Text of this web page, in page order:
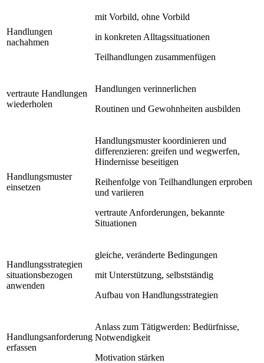
Handlungen
nachahmen
mit Vorbild, ohne Vorbild
in konkreten Alltagssituationen
Teilhandlungen zusammenfügen
vertraute Handlungen
wiederholen
Handlungen verinnerlichen
Routinen und Gewohnheiten ausbilden
Handlungsmuster
einsetzen
Handlungsmuster koordinieren und
differenzieren: greifen und wegwerfen,
Hindernisse beseitigen
Reihenfolge von Teilhandlungen erproben
und variieren
vertraute Anforderungen, bekannte
Situationen
Handlungsstrategien
situationsbezogen
anwenden
gleiche, veränderte Bedingungen
mit Unterstützung, selbstständig
Aufbau von Handlungsstrategien
Handlungsanforderung
erfassen
Anlass zum Tätigwerden: Bedürfnisse,
Notwendigkeit
Motivation stärken